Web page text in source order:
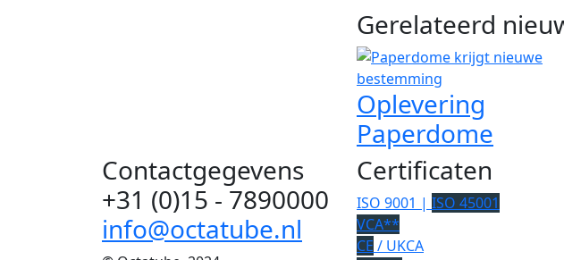
Gerelateerd
Oplevering
Paperdome
Contactgegevens
+31 (0)15 - 7890000
info@octatube.nl
Certificaten
ISO 9001 | ISO 45001
VCA**
CE / UKCA